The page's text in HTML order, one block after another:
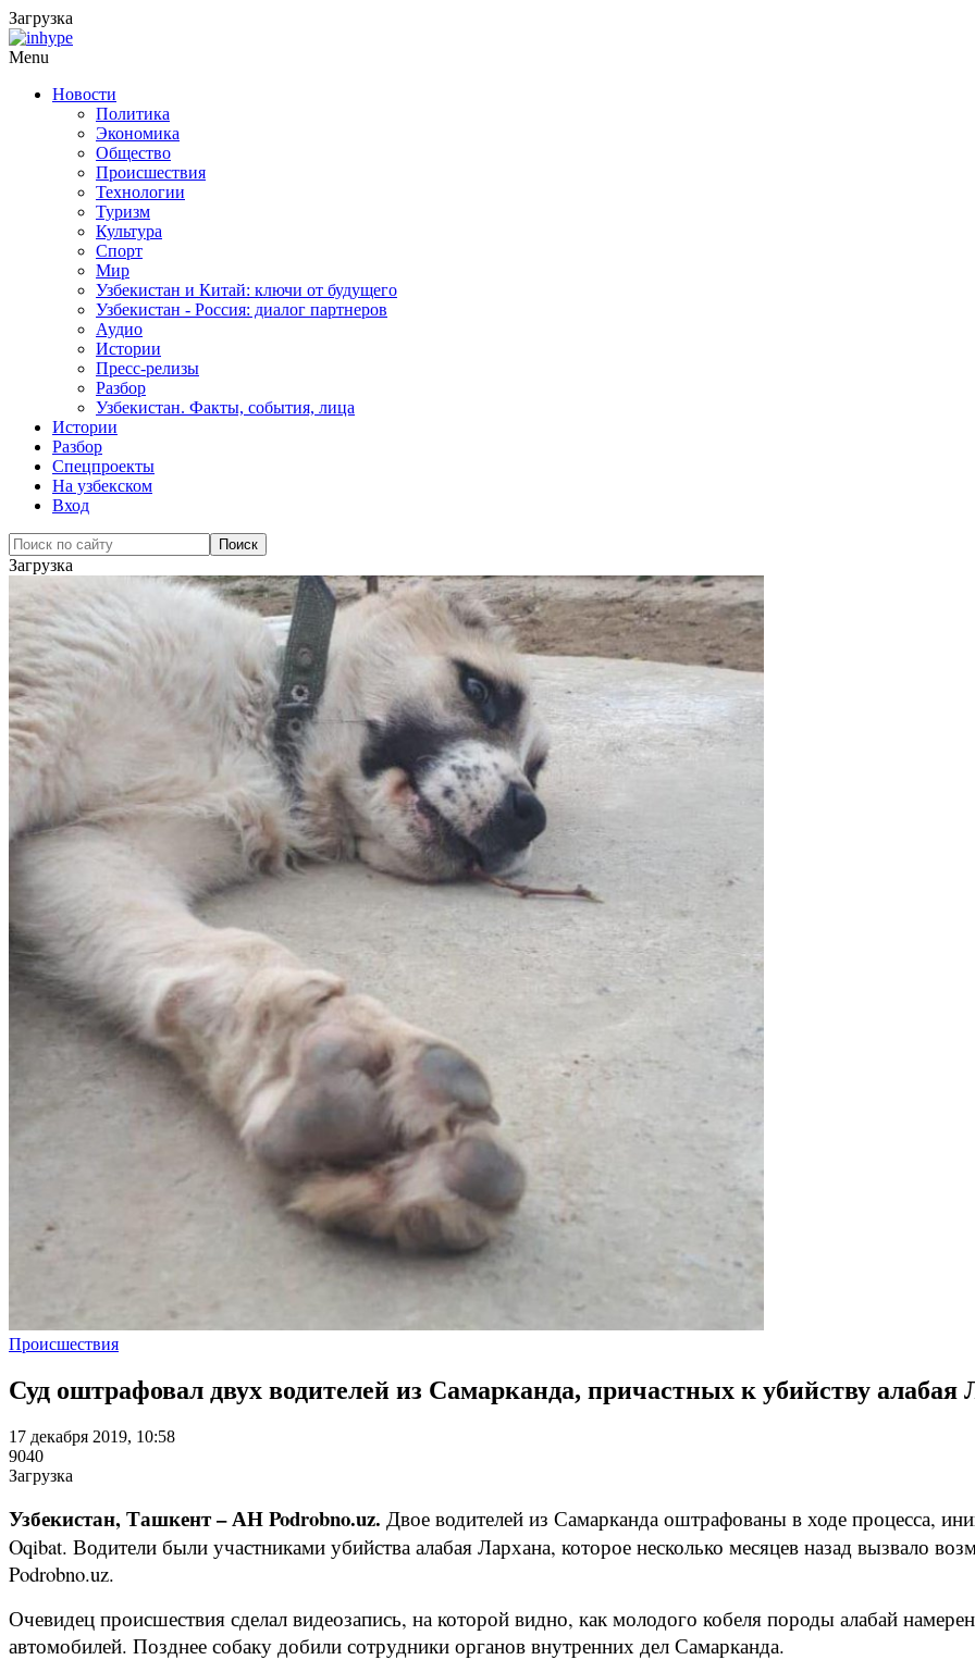
Загрузка
Menu
Новости
Политика
Экономика
Общество
Происшествия
Технологии
Туризм
Культура
Спорт
Мир
Узбекистан и Китай: ключи от будущего
Узбекистан - Россия: диалог партнеров
Аудио
Истории
Пресс-релизы
Разбор
Узбекистан. Факты, события, лица
Истории
Разбор
Спецпроекты
На узбекском
Вход
Загрузка
Происшествия
Суд оштрафовал двух водителей из Самарканда, причастных к убийству алабая
17 декабря 2019, 10:58
9040
Загрузка
Узбекистан, Ташкент – АН Podrobno.uz. Двое водителей из Самарканда оштрафованы в ходе процесса,
Oqibat. Водители были участниками убийства алабая Лархана, которое несколько месяцев назад вызвало
Podrobno.uz.
Очевидец происшествия сделал видеозапись, на которой видно, как молодого кобеля породы алабай
автомобилей. Позднее собаку добили сотрудники органов внутренних дел Самарканда.